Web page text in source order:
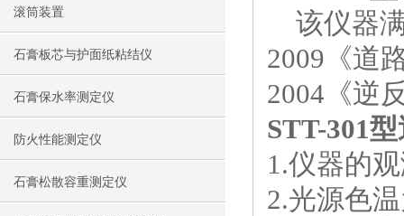
滚筒装置
石膏板芯与护面纸粘结仪
石膏保水率测定仪
防火性能测定仪
石膏松散容重测定仪
该仪器满
2009《道
2004《逆
STT-301
1.仪器的
2.光源色